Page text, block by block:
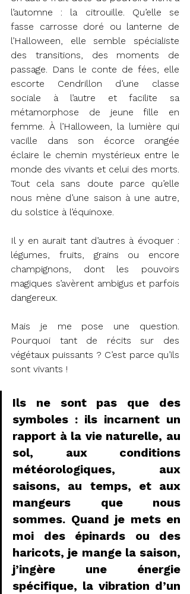
l’automne : la citrouille. Qu’elle se
fasse carrosse doré ou lanterne de
l’Halloween, elle semble spécialiste
des transitions, des moments de
passage. Dans le conte de fées, elle
escorte Cendrillon d’une classe
sociale à l’autre et facilite sa
métamorphose de jeune fille en
femme. À l’Halloween, la lumière qui
vacille dans son écorce orangée
éclaire le chemin mystérieux entre le
monde des vivants et celui des morts.
Tout cela sans doute parce qu’elle
nous mène d’une saison à une autre,
du solstice à l’équinoxe.
Il y en aurait tant d’autres à évoquer :
légumes, fruits, grains ou encore
champignons, dont les pouvoirs
magiques s’avèrent ambigus et parfois
dangereux.
Mais je me pose une question.
Pourquoi tant de récits sur des
végétaux puissants ? C’est parce qu’ils
sont vivants !
Ils ne sont pas que des
symboles : ils incarnent un
rapport à la vie naturelle, au
sol, aux conditions
météorologiques, aux
saisons, au temps, et aux
mangeurs que nous
sommes. Quand je mets en
moi des épinards ou des
haricots, je mange la saison,
j’ingère une énergie
spécifique, la vibration d’un